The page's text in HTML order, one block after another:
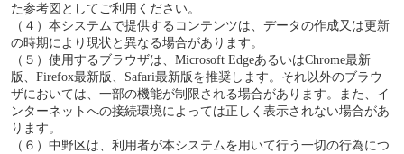
た参考図としてご利用ください。
（４）本システムで提供するコンテンツは、データの作成又は更新
の時期により現状と異なる場合があります。
（５）使用するブラウザは、Microsoft EdgeあるいはChrome最新
版、Firefox最新版、Safari最新版を推奨します。それ以外のブラウ
ザにおいては、一部の機能が制限される場合があります。また、イ
ンターネットへの接続環境によっては正しく表示されない場合があ
ります。
（６）中野区は、利用者が本システムを用いて行う一切の行為につ